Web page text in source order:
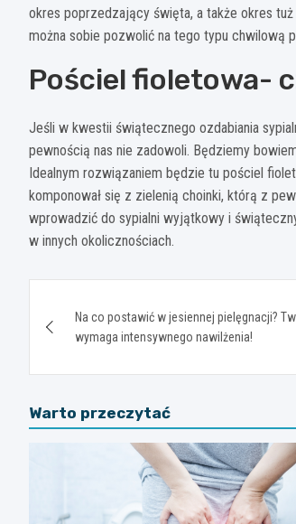
okres poprzedzający święta, a także okres
można sobie pozwolić na tego typu chwilową
Pościel fioletowa-
Jeśli w kwestii świątecznego ozdabiania
pewnością nas nie zadowoli. Będziemy
Idealnym rozwiązaniem będzie tu pościel
komponował się z zielenią choinki, którą z
wprowadzić do sypialni wyjątkowy i
w innych okolicznościach.
wpisuNa co postawić w jesiennej pielęgnacji?
wymaga intensywnego nawilżenia!
Warto przeczytać